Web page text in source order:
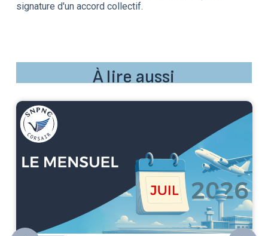
signature d'un accord collectif.
À lire aussi